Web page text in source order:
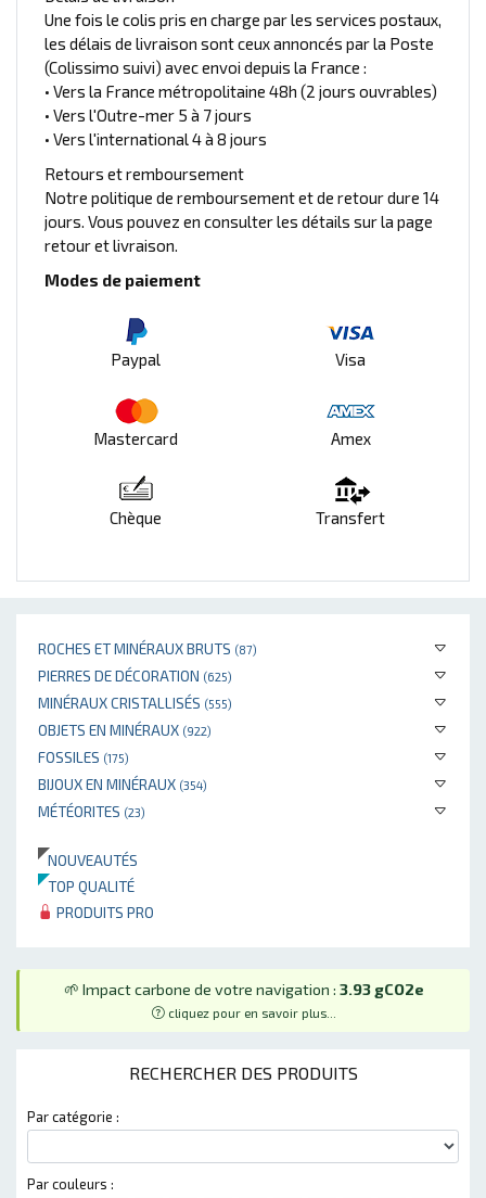
ROCHES ET MINÉRAUX BRUTS (87)
PIERRES DE DÉCORATION (625)
MINÉRAUX CRISTALLISÉS (555)
OBJETS EN MINÉRAUX (922)
FOSSILES (175)
BIJOUX EN MINÉRAUX (354)
MÉTÉORITES (23)
NOUVEAUTÉS
TOP QUALITÉ
PRODUITS PRO
🌱 Impact carbone de votre navigation : 3.93 gCO2e
cliquez pour en savoir plus...
RECHERCHER DES PRODUITS
Par catégorie :
Par couleurs :
Une fois le colis pris en charge par les services postaux,
les délais de livraison sont ceux annoncés par la Poste
(Colissimo suivi) avec envoi depuis la France :
• Vers la France métropolitaine 48h (2 jours ouvrables)
• Vers l'Outre-mer 5 à 7 jours
• Vers l'international 4 à 8 jours
Retours et remboursement
Notre politique de remboursement et de retour dure 14
jours. Vous pouvez en consulter les détails sur la page
retour et livraison.
Modes de paiement
Paypal Visa
Mastercard Amex
Chèque Transfert